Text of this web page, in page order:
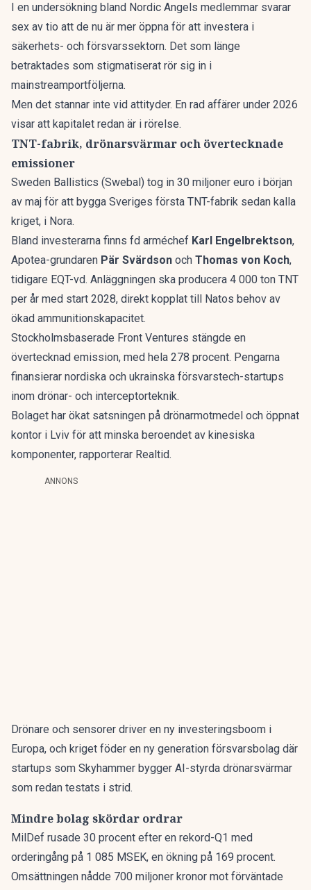
I en undersökning bland Nordic Angels medlemmar svarar
sex av tio att de nu är mer öppna för att investera i
säkerhets- och försvarssektorn. Det som länge
betraktades som stigmatiserat rör sig in i
mainstreamportföljerna.
Men det stannar inte vid attityder. En rad affärer under 2026
visar att kapitalet redan är i rörelse.
TNT-fabrik, drönarsvärmar och övertecknade
emissioner
Sweden Ballistics (Swebal) tog in 30 miljoner euro i början
av maj för att bygga Sveriges första TNT-fabrik sedan kalla
kriget, i Nora.
Bland investerarna finns fd arméchef Karl Engelbrektson,
Apotea-grundaren Pär Svärdson och Thomas von Koch,
tidigare EQT-vd. Anläggningen ska producera 4 000 ton TNT
per år med start 2028, direkt kopplat till Natos behov av
ökad ammunitionskapacitet.
Stockholmsbaserade Front Ventures stängde en
övertecknad emission, med hela 278 procent. Pengarna
finansierar nordiska och ukrainska försvarstech-startups
inom drönar- och interceptorteknik.
Bolaget har ökat satsningen på drönarmotmedel och öppnat
kontor i Lviv för att minska beroendet av kinesiska
komponenter, rapporterar Realtid.
ANNONS
Drönare och sensorer driver en ny investeringsboom i
Europa, och kriget föder en ny generation försvarsbolag där
startups som Skyhammer bygger AI-styrda drönarsvärmar
som redan testats i strid.
Mindre bolag skördar ordrar
MilDef rusade 30 procent efter en rekord-Q1 med
orderingång på 1 085 MSEK, en ökning på 169 procent.
Omsättningen nådde 700 miljoner kronor mot förväntade